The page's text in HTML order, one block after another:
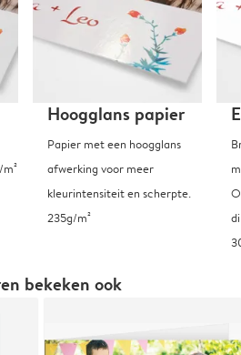
Hoogglans papier
Papier met een hoogglans
afwerking voor meer
kleurintensiteit en scherpte.
235g/m²
bekeken ook